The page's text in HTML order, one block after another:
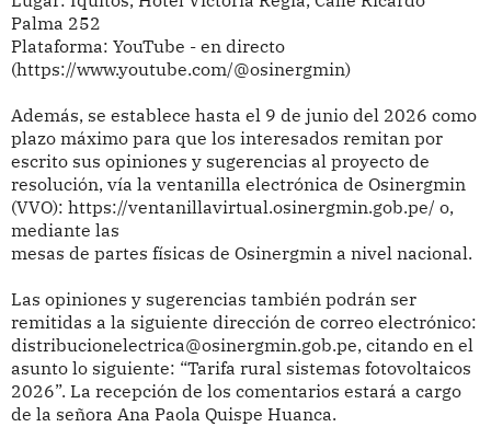
Palma 252
Plataforma: YouTube - en directo
(https://www.youtube.com/@osinergmin)
Además, se establece hasta el 9 de junio del 2026 como
plazo máximo para que los interesados remitan por
escrito sus opiniones y sugerencias al proyecto de
resolución, vía la ventanilla electrónica de Osinergmin
(VVO): https://ventanillavirtual.osinergmin.gob.pe/ o,
mediante las
mesas de partes físicas de Osinergmin a nivel nacional.
Las opiniones y sugerencias también podrán ser
remitidas a la siguiente dirección de correo electrónico:
distribucionelectrica@osinergmin.gob.pe, citando en el
asunto lo siguiente: “Tarifa rural sistemas fotovoltaicos
2026”. La recepción de los comentarios estará a cargo
de la señora Ana Paola Quispe Huanca.